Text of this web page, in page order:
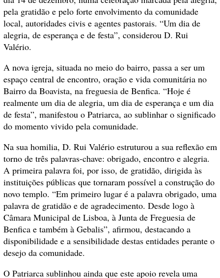
pela gratidão e pelo forte envolvimento da comunidade
local, autoridades civis e agentes pastorais. “Um dia de
alegria, de esperança e de festa”, considerou D. Rui
Valério.
A nova igreja, situada no meio do bairro, passa a ser um
espaço central de encontro, oração e vida comunitária no
Bairro da Boavista, na freguesia de Benfica. “Hoje é
realmente um dia de alegria, um dia de esperança e um dia
de festa”, manifestou o Patriarca, ao sublinhar o significado
do momento vivido pela comunidade.
Na sua homilia, D. Rui Valério estruturou a sua reflexão em
torno de três palavras-chave: obrigado, encontro e alegria.
A primeira palavra foi, por isso, de gratidão, dirigida às
instituições públicas que tornaram possível a construção do
novo templo. “Em primeiro lugar é a palavra obrigado, uma
palavra de gratidão e de agradecimento. Desde logo à
Câmara Municipal de Lisboa, à Junta de Freguesia de
Benfica e também à Gebalis”, afirmou, destacando a
disponibilidade e a sensibilidade destas entidades perante o
desejo da comunidade.
O Patriarca sublinhou ainda que este apoio revela uma